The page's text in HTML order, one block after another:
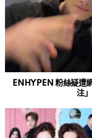
ENHYPEN 粉絲疑遭
注